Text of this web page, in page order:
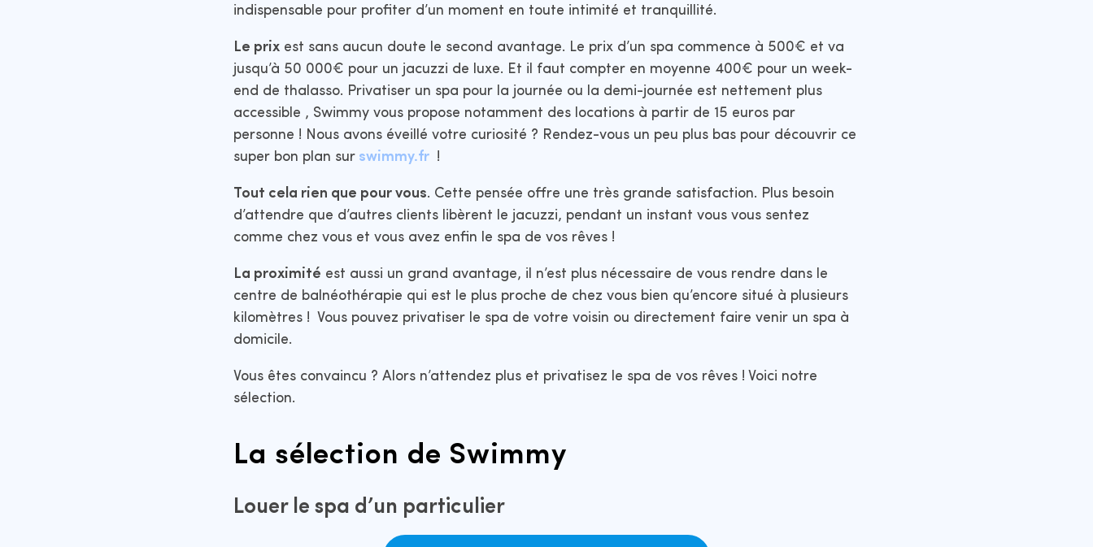
indispensable pour profiter d’un moment en toute intimité et tranquillité.
Le prix est sans aucun doute le second avantage. Le prix d’un spa commence à 500€ et va
jusqu’à 50 000€ pour un jacuzzi de luxe. Et il faut compter en moyenne 400€ pour un week-
end de thalasso. Privatiser un spa pour la journée ou la demi-journée est nettement plus
accessible , Swimmy vous propose notamment des locations à partir de 15 euros par
personne ! Nous avons éveillé votre curiosité ? Rendez-vous un peu plus bas pour découvrir ce
super bon plan sur swimmy.fr !
Tout cela rien que pour vous. Cette pensée offre une très grande satisfaction. Plus besoin
d’attendre que d’autres clients libèrent le jacuzzi, pendant un instant vous vous sentez
comme chez vous et vous avez enfin le spa de vos rêves !
La proximité est aussi un grand avantage, il n’est plus nécessaire de vous rendre dans le
centre de balnéothérapie qui est le plus proche de chez vous bien qu’encore situé à plusieurs
kilomètres ! Vous pouvez privatiser le spa de votre voisin ou directement faire venir un spa à
domicile.
Vous êtes convaincu ? Alors n’attendez plus et privatisez le spa de vos rêves ! Voici notre
sélection.
La sélection de Swimmy
Louer le spa d’un particulier